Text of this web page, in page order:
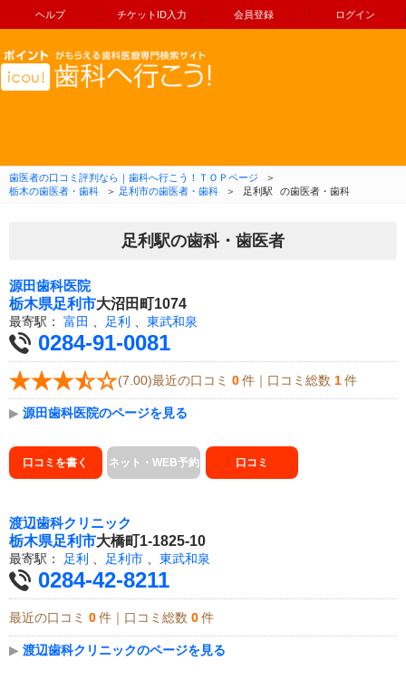
ヘルプ チケットID入力 会員登録 ログイン
コンテンツへ移動
歯医者の口コミ評判なら｜歯科へ行こう！ＴＯＰページ
＞
栃木の歯医者・歯科
＞ 足利市の歯医者・歯科 ＞ 足利駅 の歯医者・歯科
足利駅の歯科・歯医者
源田歯科医院
栃木県足利市大沼田町1074
最寄駅： 富田 足利 東武和泉
0284-91-0081
(7.00)最近の口コミ 0 件｜口コミ総数 1 件
▶ 源田歯科医院のページを見る
口コミを書く ネット・WEB予約 口コミ
渡辺歯科クリニック
栃木県足利市大橋町1-1825-10
最寄駅： 足利 、 足利市 、 東武和泉
0284-42-8211
最近の口コミ 0 件｜口コミ総数 0 件
▶ 渡辺歯科クリニックのページを見る